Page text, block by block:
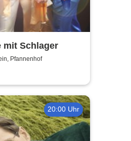
mit Schlager
Pfannenhof
20:00 Uhr